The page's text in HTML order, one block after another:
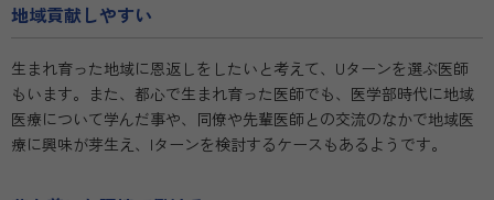
地域貢献しやすい
生まれ育った地域に恩返しをしたいと考えて、Uターンを選ぶ医師
もいます。また、都心で生まれ育った医師でも、医学部時代に地域
医療について学んだ事や、同僚や先輩医師との交流のなかで地域医
療に興味が芽生え、Iターンを検討するケースもあるようです。